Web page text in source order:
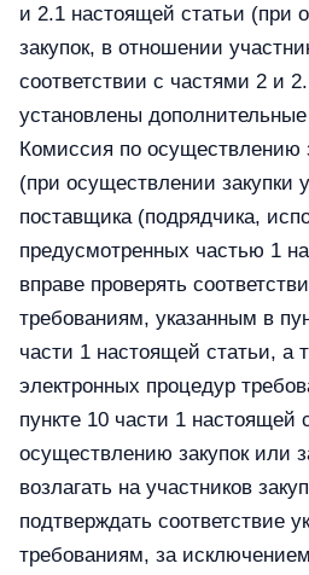
и 2.1 настоящей статьи (при
закупок, в отношении
соответствии с частями 2 и
установлены
Комиссия по осуществлению
(при осуществлении закупки
поставщика (подрядчика,
предусмотренных частью 1
вправе проверять
требованиям, указанным в
части 1 настоящей статьи, а
электронных процедур
пункте 10 части 1 настоящей
осуществлению закупок или
возлагать на участников
подтверждать соответствие
требованиям, за